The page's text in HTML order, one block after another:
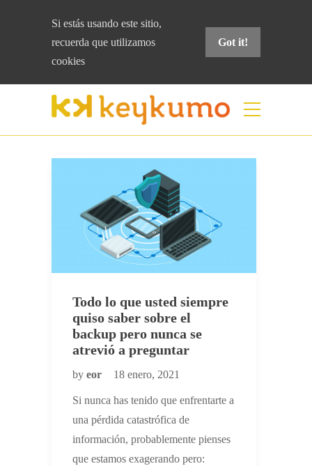
Si estás usando este sitio,
recuerda que utilizamos
cookies
Got it!
Todo lo que usted siempre
quiso saber sobre el
backup pero nunca se
atrevió a preguntar
by eor 18 enero, 2021
Si nunca has tenido que enfrentarte a
una pérdida catastrófica de
información, probablemente pienses
que estamos exagerando pero: